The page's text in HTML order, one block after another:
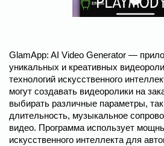
GlamApp: AI Video Generator —
уникальных и креативных
технологий искусственного
могут создавать видеоролики на
выбирать различные параметры,
длительность, музыкальное
видео. Программа использует
искусственного интеллекта для